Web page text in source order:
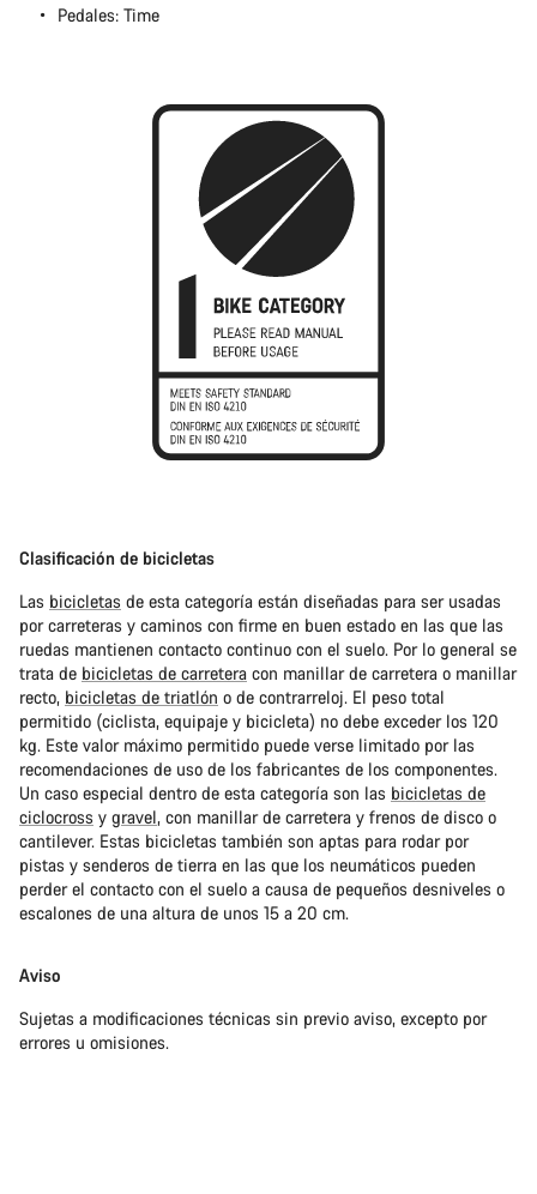
Pedales: Time
Clasificación de bicicletas
Las bicicletas de esta categoría están diseñadas para ser usadas
por carreteras y caminos con firme en buen estado en las que las
ruedas mantienen contacto continuo con el suelo. Por lo general se
trata de bicicletas de carretera con manillar de carretera o manillar
recto, bicicletas de triatlón o de contrarreloj. El peso total
permitido (ciclista, equipaje y bicicleta) no debe exceder los 120
kg. Este valor máximo permitido puede verse limitado por las
recomendaciones de uso de los fabricantes de los componentes.
Un caso especial dentro de esta categoría son las bicicletas de
ciclocross y gravel, con manillar de carretera y frenos de disco o
cantilever. Estas bicicletas también son aptas para rodar por
pistas y senderos de tierra en las que los neumáticos pueden
perder el contacto con el suelo a causa de pequeños desniveles o
escalones de una altura de unos 15 a 20 cm.
Aviso
Sujetas a modificaciones técnicas sin previo aviso, excepto por
errores u omisiones.